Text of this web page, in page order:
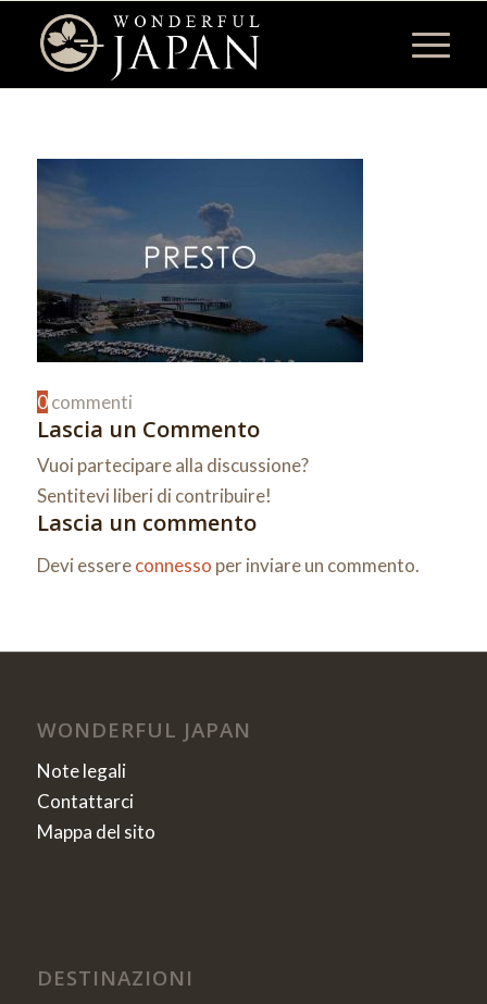
0 commenti
Lascia un Commento
Vuoi partecipare alla discussione?
Sentitevi liberi di contribuire!
Lascia un commento
Devi essereconnesso per inviare un commento.
WONDERFUL JAPAN
Note legali
Contattarci
Mappa del sito
DESTINAZIONI